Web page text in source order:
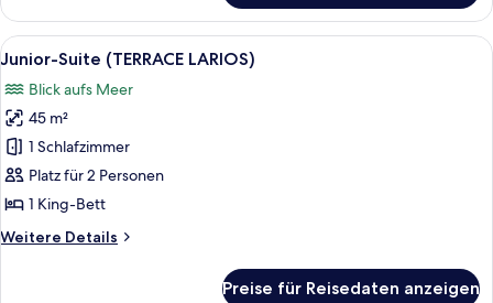
Doppelzimmer
zur
Einzelnutzung
Alle
Fotos
für
Junior-
Suite
(TERRACE
LARIOS)
Hochwertige Bettwaren, Betten mit
8
Junior-Suite (TERRACE LARIOS)
Blick aufs Meer
45 m²
1 Schlafzimmer
Platz für 2 Personen
1 King-Bett
Weitere Details
Weitere
Preise für Reisedaten anzeigen